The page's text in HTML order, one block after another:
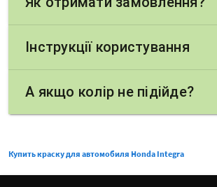
Інструкції користування
А якщо колір не підійде?
Купить краску для автомобиля Honda Integra